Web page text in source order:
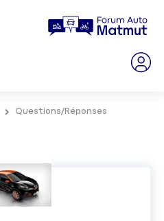
Questions/Réponses